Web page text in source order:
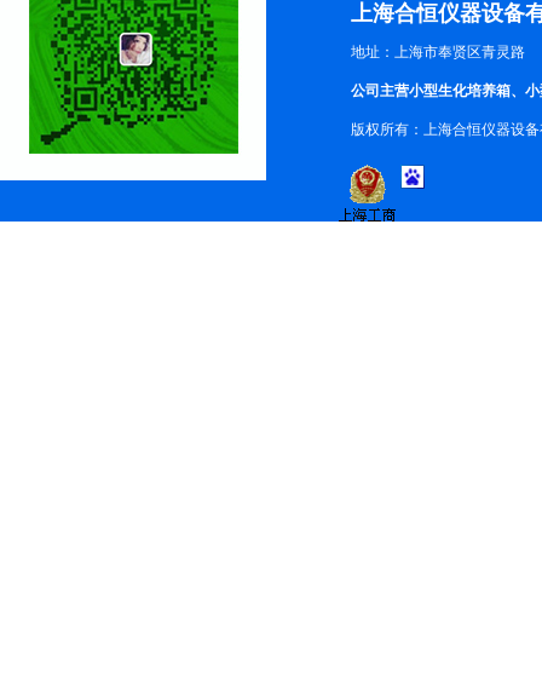
上海合恒仪器设备
地址：上海市奉贤区青灵路
公司主营小型生化培养箱、
版权所有：上海合恒仪器设